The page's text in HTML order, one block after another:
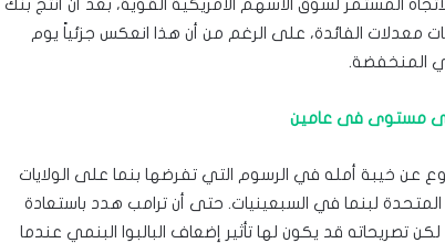
المستمر لسوق الأسهم الأمريكية القوية، بعد أن أنتج بنك
معدلات الفائدة، على الرغم من أن هذا انعكس جزئياً يوم
المنخفضة.
مستوى فى عامين
عن خيبة أمله في الرسوم التي تفرضها بنما على الولايات
المتحدة لبنما في السبعينيات. حتى أن ترامب هدد باستعادة
تصريحاته قد يكون لها تأثير إضعاف البالبوا البنمي عندما